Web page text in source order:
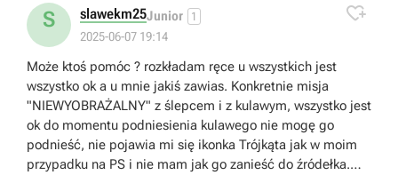
S slawekm25Junior 1
2025-06-07 19:14

Może ktoś pomóc ? rozkładam ręce u wszystkich jest
wszystko ok a u mnie jakiś zawias. Konkretnie misja
"NIEWYOBRAŻALNY" z ślepcem i z kulawym, wszystko jest
ok do momentu podniesienia kulawego nie mogę go
podnieść, nie pojawia mi się ikonka Trójkąta jak w moim
przypadku na PS i nie mam jak go zanieść do źródełka.